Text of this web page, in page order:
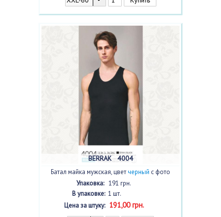
BERRAK 4004
Батал майка мужская, цветчерный с фото
Упаковка: 191 грн.
В упаковке:1 шт.
Цена за штуку:191,00 грн.